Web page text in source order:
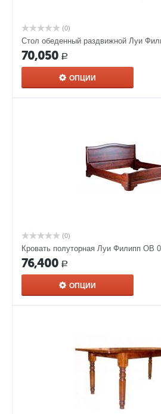
(0)
Стол обеденный раздвижной Луи
70,050 Р
ОПЦИИ
(0)
Кровать полуторная Луи Филипп ОВ
76,400 Р
ОПЦИИ